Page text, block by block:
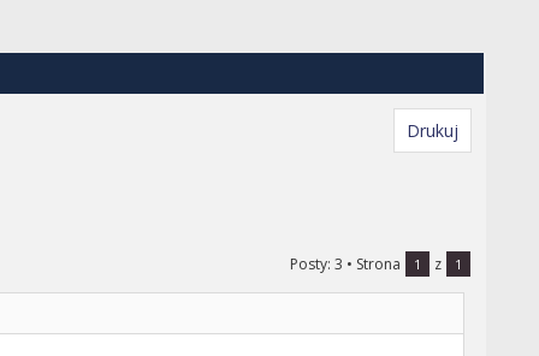
Drukuj
Posty: 3 • Strona 1 z 1